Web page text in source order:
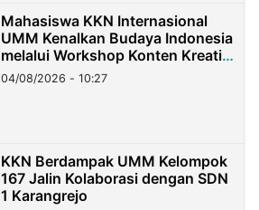
Mahasiswa KKN Internasional
UMM Kenalkan Budaya Indonesia
melalui Workshop Konten Kreatif
di Taiwan
04/08/2026 - 10:27
KKN Berdampak UMM Kelompok
167 Jalin Kolaborasi dengan SDN
1 Karangrejo